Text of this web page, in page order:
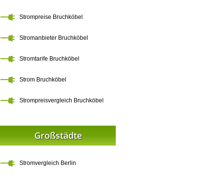
Strompreise Bruchköbel
Stromanbieter Bruchköbel
Stromtarife Bruchköbel
Strom Bruchköbel
Strompreisvergleich Bruchköbel
Großstädte
Stromvergleich Berlin